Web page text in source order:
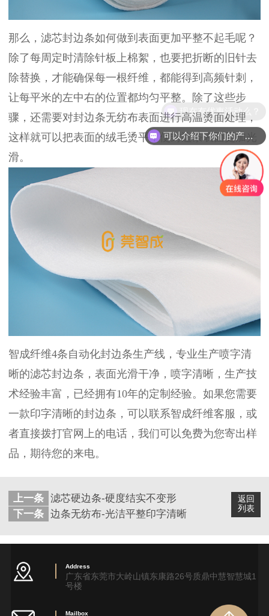
那么，滤芯封边条如何做到表面更加平整不起毛呢？
除了每周定时清除针板上棉絮，也要把折断的旧针去
除替换，才能确保每一根纤维，都能得到高频针刺，
让每平米的左中右的位置都均匀平整。除了这些步
骤，还需要对封边条无纺布表面进行高温烫面处理，
这样就可以把表面的绒毛烫平，使封边条表面更加光
滑。
智成纤维4条自动化封边条生产线，专业生产喷字清
晰的滤芯封边条，表面光滑干净，喷字清晰，生产技
术经验丰富，已经拥有10年的定制经验。如果您需要
一款印字清晰的封边条，可以联系智成纤维客服，或
者直接拨打官网上的电话，我们可以免费为您寄出样
品，期待您的来电。
返回
列表
上一条 滤芯硬边条-硬度结实不变形
下一条 边条无纺布-光洁平整印字清晰
Address
广东省东莞市大岭山镇东康路26号质鼎中慧智慧城1
号楼
Mailbox
可以介绍下你们的产品么？